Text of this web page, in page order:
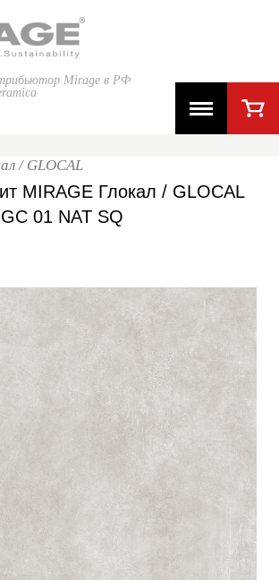
Mirage в РФ
/ GLOCAL
MIRAGE Глокал / GLOCAL
01 NAT SQ